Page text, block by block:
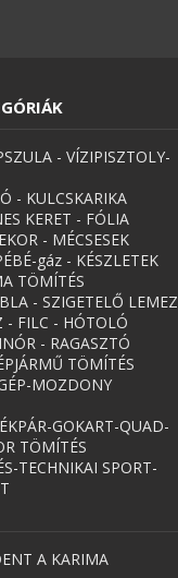
- VÍZIPISZTOLY-
- KULCSKARIKA
KERET - FÓLIA
- MÉCSESEK
gáz - KÉSZLETEK
TÖMÍTÉS
- SZIGETELŐ LEMEZ
- FILC - HÓTOLÓ
- RAGASZTÓ
TÖMÍTÉS
MOZDONY
GOKART-QUAD-
TÖMÍTÉS
TECHNIKAI SPORT-
A KARIMA